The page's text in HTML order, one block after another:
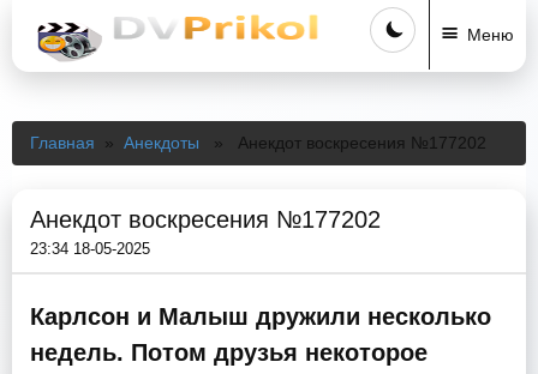
Меню
Главная » Анекдоты » Анекдот воскресения №177202
Анекдот воскресения №177202
23:34 18-05-2025
Карлсон и Малыш дружили несколько
недель. Потом друзья некоторое